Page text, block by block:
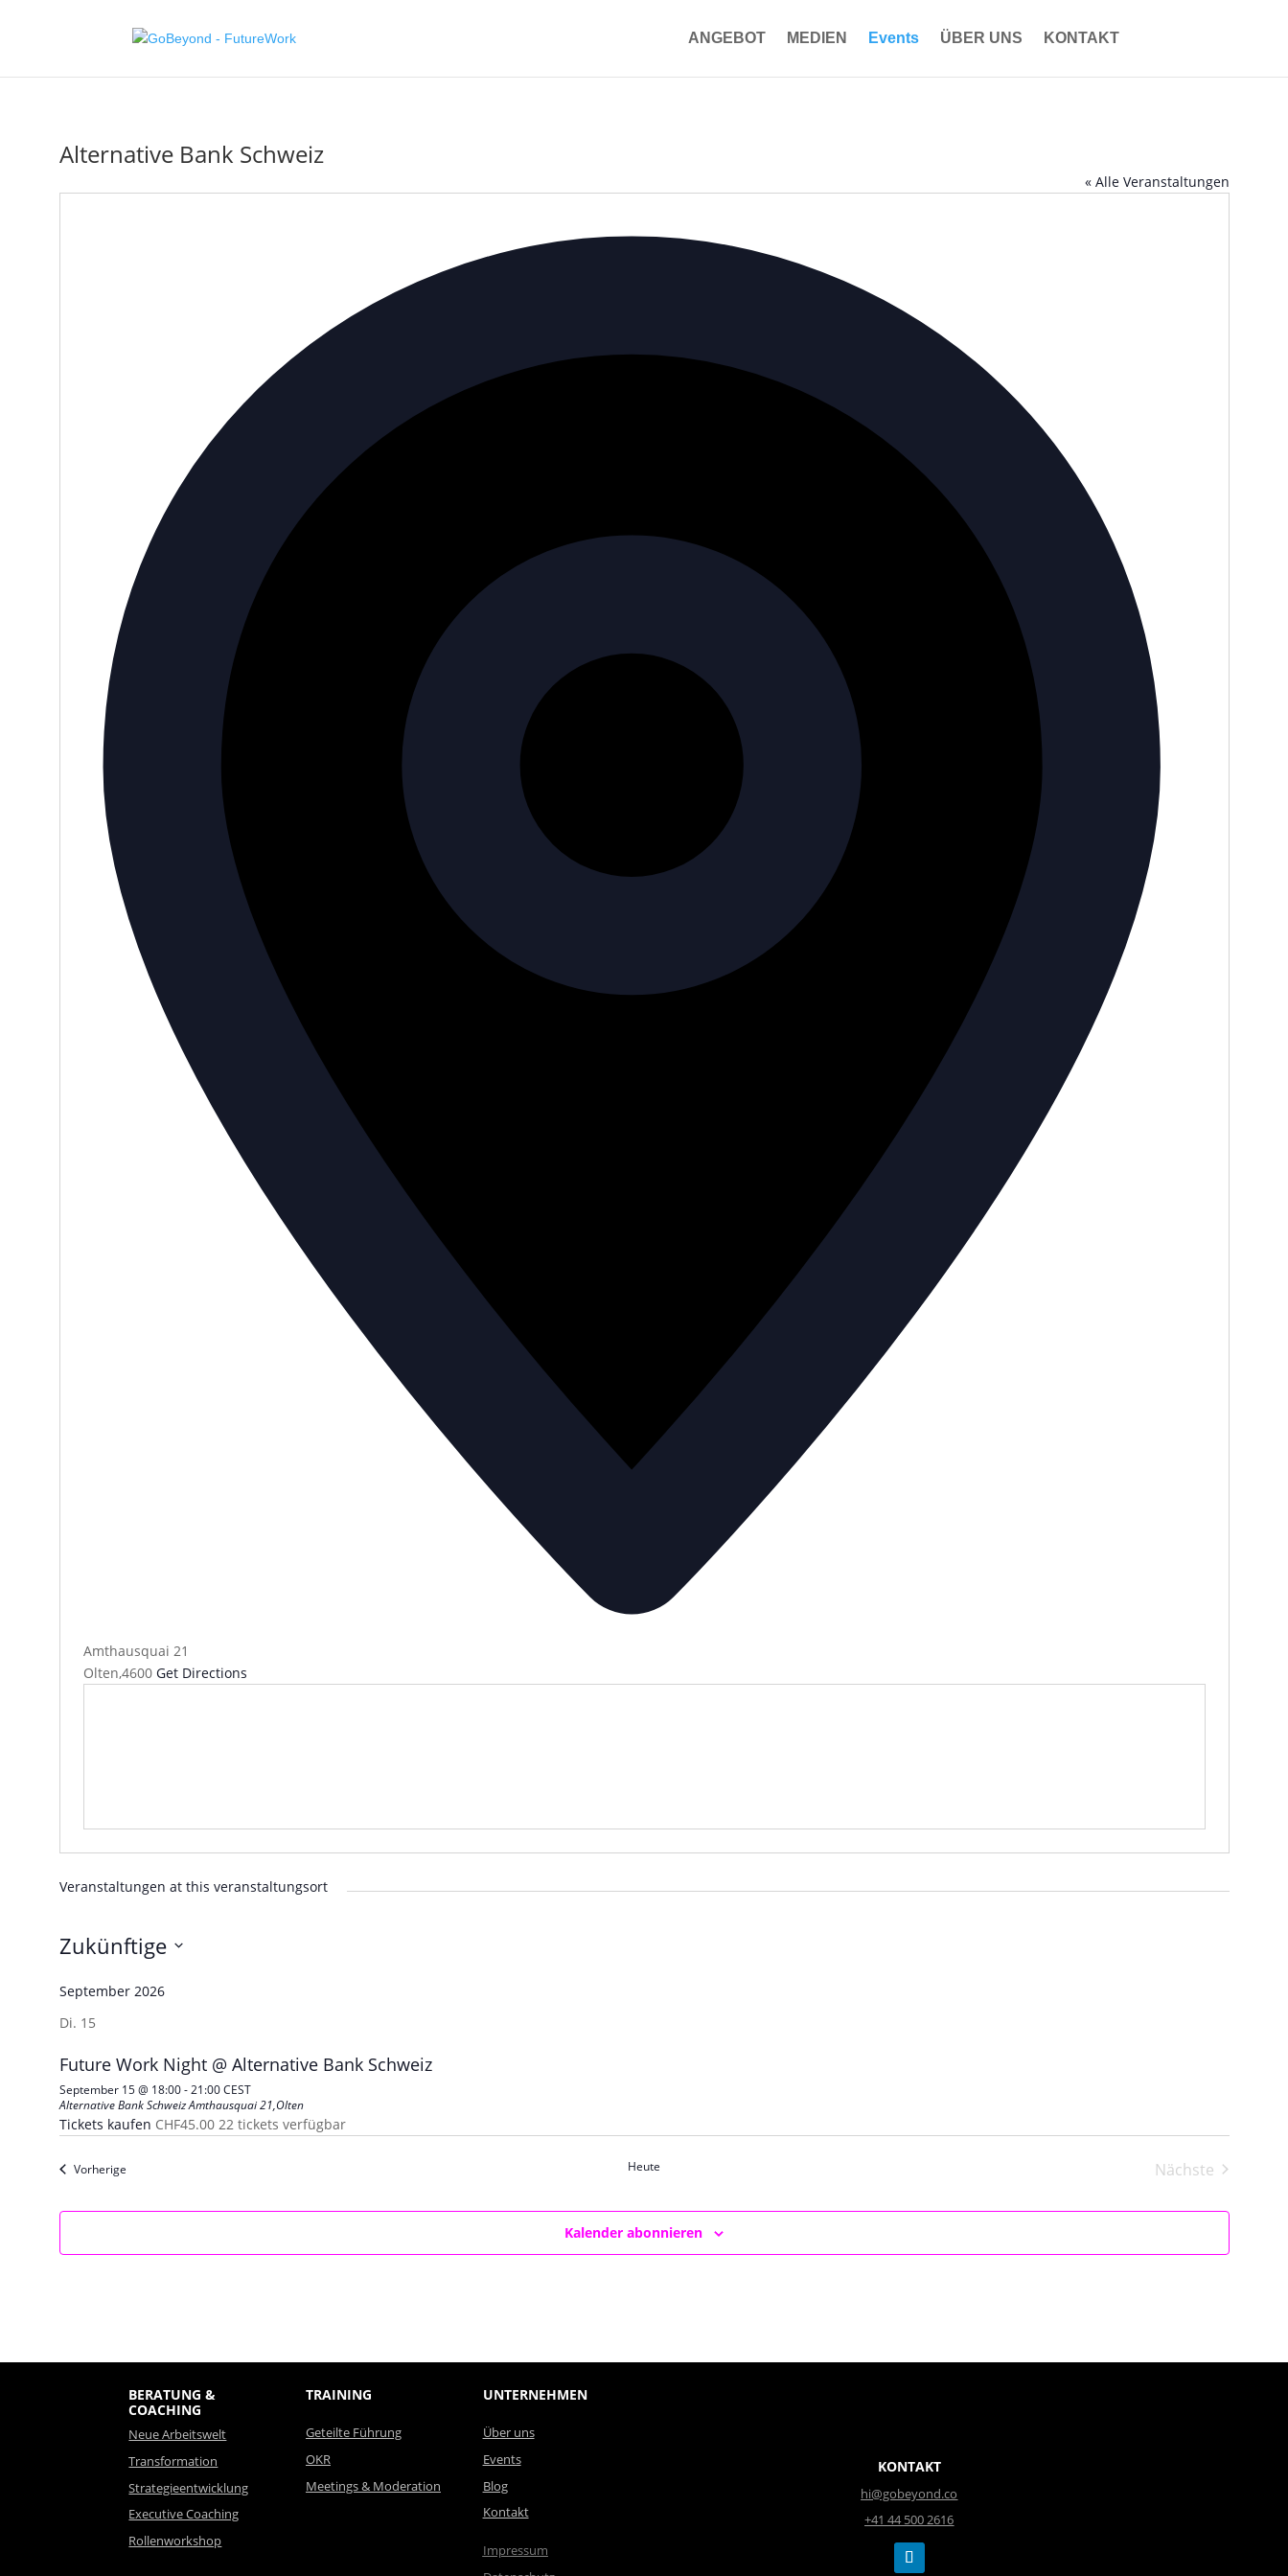
ANGEBOT MEDIEN Events ÜBER UNS KONTAKT
Alternative Bank Schweiz
« Alle Veranstaltungen
Amthausquai 21
Olten,4600 Get Directions
Veranstaltungen at this veranstaltungsort
Zukünftige
Sie
das
aus.
September 2026
Di. 15
Future Work Night @ Alternative Bank Schweiz
September 15 @ 18:00-21:00 CEST
Alternative Bank SchweizAmthausquai 21,Olten
Tickets kaufen CHF45.00 22 tickets verfügbar
Vorherige
Heute
Nächste
Kalender abonnieren
BERATUNG &
COACHING
Neue Arbeitswelt
Transformation
Strategieentwicklung
Executive Coaching
Rollenworkshop
TRAINING
Geteilte Führung
OKR
Meetings & Moderation
UNTERNEHMEN
Über uns
Events
Blog
Kontakt
Impressum
KONTAKT
hi@gobeyond.co
+41 44 500 2616